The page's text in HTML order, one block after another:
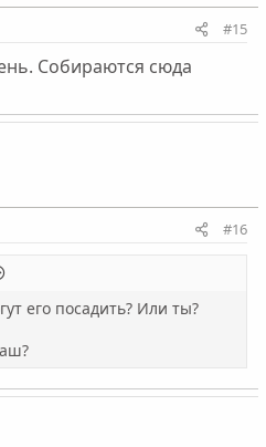
#15
Собираются сюда
#16
его посадить? Или ты?